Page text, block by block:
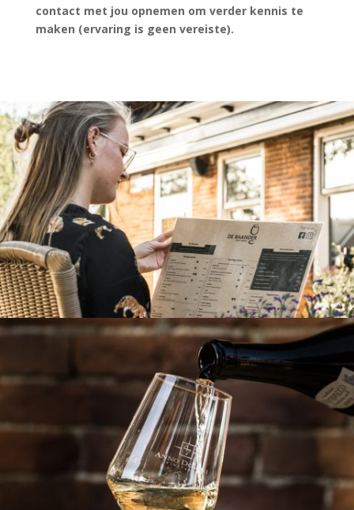
contact met jou opnemen om verder kennis te
maken (ervaring is geen vereiste).